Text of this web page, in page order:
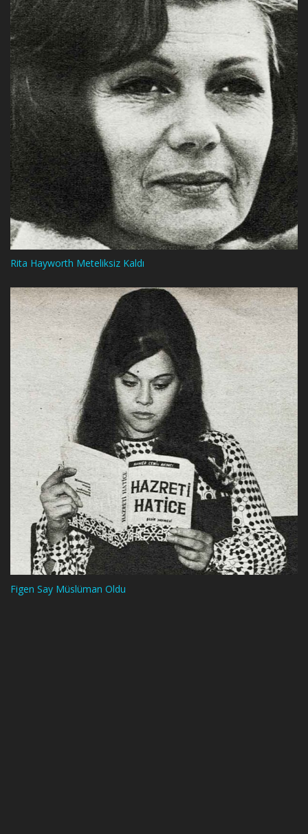
Rita Hayworth Meteliksiz Kaldı
Figen Say Müslüman Oldu